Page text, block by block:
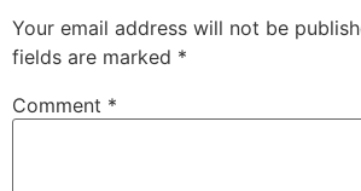
Your email address will not be
fields are marked *
Comment *